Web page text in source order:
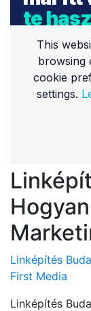
Linképítés
First Media
Linképítés